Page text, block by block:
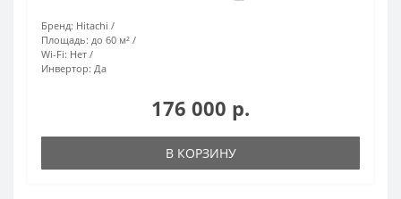
Бренд: Hitachi
Площадь: до 60 м²
Wi-Fi: Нет
Инвертор: Да
176 000 р.
В КОРЗИНУ